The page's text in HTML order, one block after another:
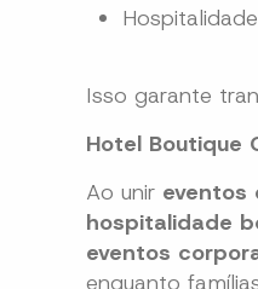
Isso garante
Hotel Boutique
Ao unir eventos
hospitalidade
eventos
enquanto